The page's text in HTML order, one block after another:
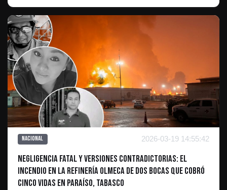
Nacional 2026-03-19 14:55:42
Negligencia fatal y versiones contradictorias: el
incendio en la Refinería Olmeca de Dos Bocas que cobró
cinco vidas en Paraíso, Tabasco